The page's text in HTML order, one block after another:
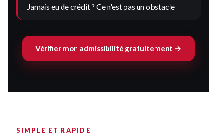
Jamais eu de crédit ? Ce n'est pas un obstacle
Vérifier mon admissibilité gratuitement →
SIMPLE ET RAPIDE